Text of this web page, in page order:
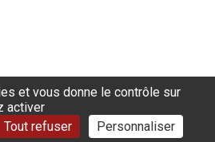
et vous donne le contrôle sur
activer
Tout refuser Personnaliser